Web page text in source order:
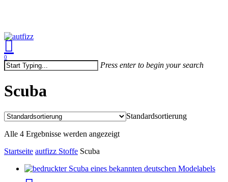
content
0
Menu
Press enter to begin your search
Search
Scuba
Standardsortierung
Alle 4 Ergebnisse werden angezeigt
Startseite autfizz Stoffe Scuba